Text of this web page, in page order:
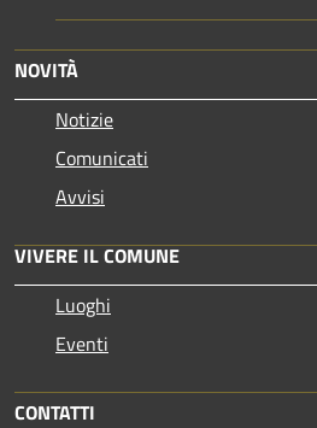
NOVITÀ
Notizie
Comunicati
Avvisi
VIVERE IL COMUNE
Luoghi
Eventi
CONTATTI